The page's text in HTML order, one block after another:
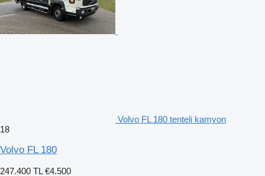
Volvo FL 180 tenteli kamyon
18
Volvo FL 180
247.400 TL €4.500